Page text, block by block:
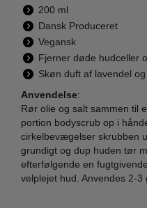
200 ml
Dansk Produceret
Vegansk
Fjerner døde hudceller
Skøn duft af lavendel
Anvendelse:
Rør olie og salt sammen til
portion bodyscrub op i
cirkelbevægelser skrubben
grundigt og dup huden tør
efterfølgende en
velplejet hud. Anvendes 2-3